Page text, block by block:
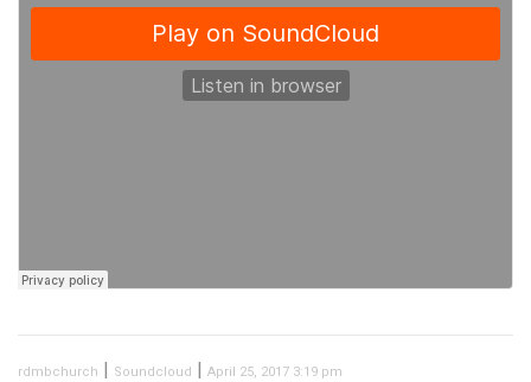
rdmbchurch | Soundcloud | April 25, 2017 3:19 pm